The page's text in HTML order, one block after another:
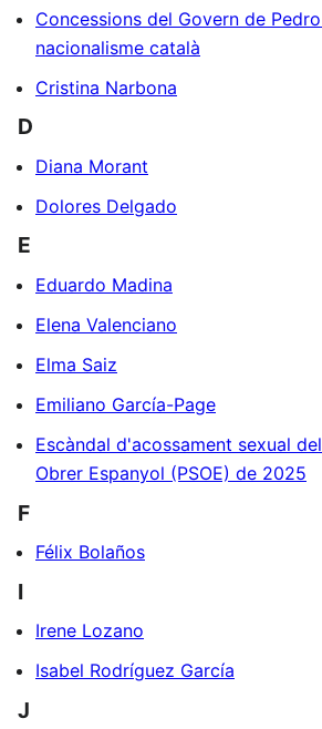
Concessions del Govern de
nacionalisme català
Cristina Narbona
D
Diana Morant
Dolores Delgado
E
Eduardo Madina
Elena Valenciano
Elma Saiz
Emiliano García-Page
Escàndal d'acossament sexual
Obrer Espanyol (PSOE) de 2025
F
Félix Bolaños
I
Irene Lozano
Isabel Rodríguez García
J